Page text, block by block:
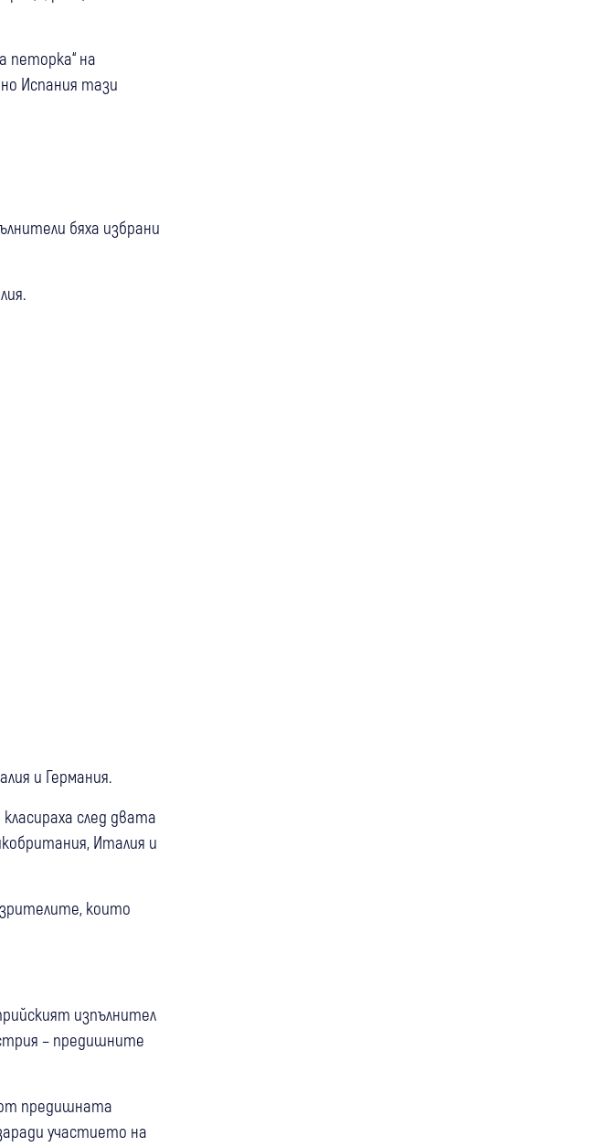
петорка“ на
Испания тази
бяха избрани
и Германия.
след двата
Италия и
които
изпълнител
– предишните
от предишната
участието на